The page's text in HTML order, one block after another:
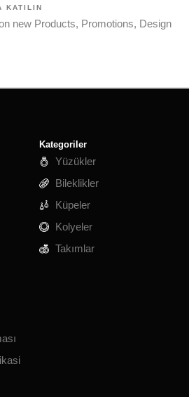
KATILIN
new Products, Promotions, Design
Kategoriler
Yüzükler
Bileklikler
Küpeler
Kolyeler
Takımlar